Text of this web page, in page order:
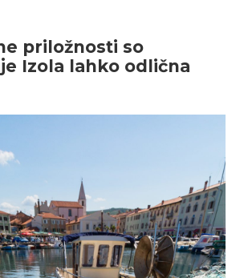
priložnosti so
Izola lahko odlična